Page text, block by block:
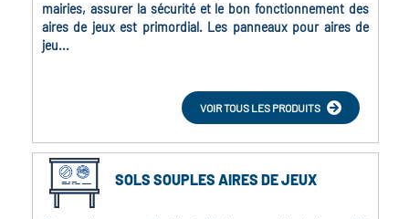
mairies, assurer la sécurité et le bon fonctionnement des
aires de jeux est primordial. Les panneaux pour aires de
jeu...
VOIR TOUS LES PRODUITS
SOLS SOUPLES AIRES DE JEUX